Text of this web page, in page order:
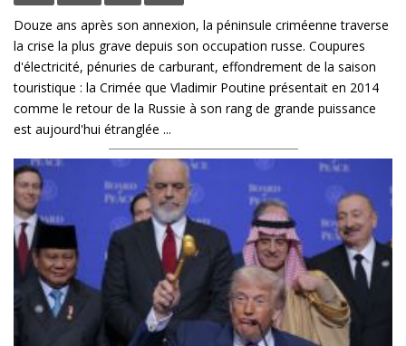
Douze ans après son annexion, la péninsule criméenne traverse
la crise la plus grave depuis son occupation russe. Coupures
d'électricité, pénuries de carburant, effondrement de la saison
touristique : la Crimée que Vladimir Poutine présentait en 2014
comme le retour de la Russie à son rang de grande puissance
est aujourd'hui étranglée ...